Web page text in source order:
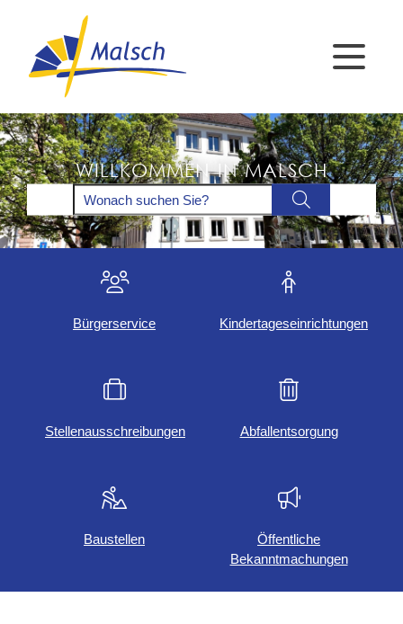
WILLKOMMEN IN MALSCH
Bürgerservice Kindertageseinrichtungen
Stellenausschreibungen Abfallentsorgung
Baustellen
Öffentliche
Bekanntmachungen